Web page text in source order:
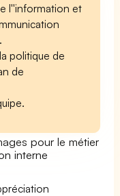
l''information et
politique de
de
pour le métier
interne